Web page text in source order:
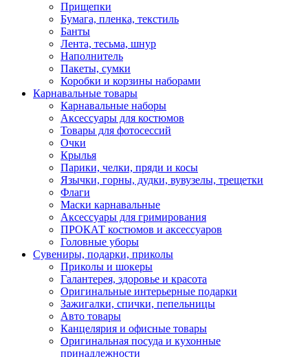
Прищепки
Бумага, пленка, текстиль
Банты
Лента, тесьма, шнур
Наполнитель
Пакеты, сумки
Коробки и корзины наборами
Карнавальные товары
Карнавальные наборы
Аксессуары для костюмов
Товары для фотосессий
Очки
Крылья
Парики, челки, пряди и косы
Язычки, горны, дудки, вувузелы, трещетки
Флаги
Маски карнавальные
Аксессуары для гримирования
ПРОКАТ костюмов и аксессуаров
Головные уборы
Сувениры, подарки, приколы
Приколы и шокеры
Галантерея, здоровье и красота
Оригинальные интерьерные подарки
Зажигалки, спички, пепельницы
Авто товары
Канцелярия и офисные товары
Оригинальная посуда и кухонные
принадлежности